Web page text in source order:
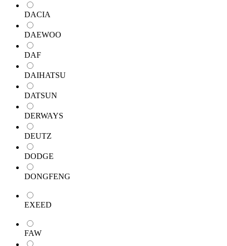
DACIA
DAEWOO
DAF
DAIHATSU
DATSUN
DERWAYS
DEUTZ
DODGE
DONGFENG
EXEED
FAW